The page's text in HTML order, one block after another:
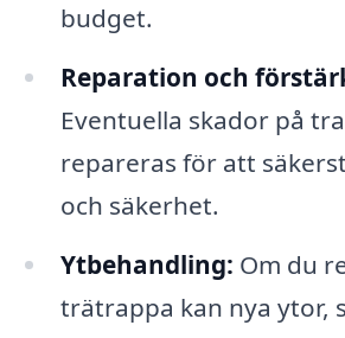
budget.
Reparation och
Eventuella skador på
repareras för att
och säkerhet.
Ytbehandling: Om du
trätrappa kan nya ytor,